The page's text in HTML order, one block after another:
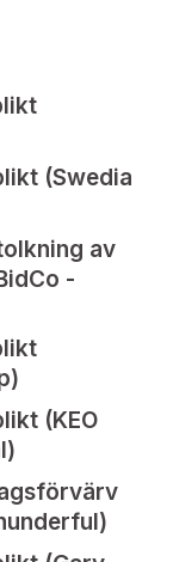
(Swedia
av
-
(KEO